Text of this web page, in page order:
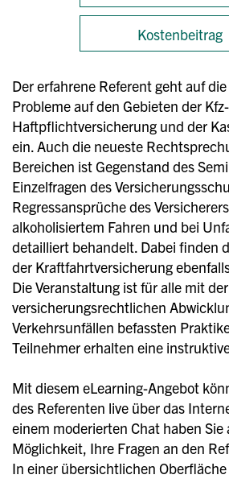
Kostenbeitrag
Der erfahrene Referent geht auf
Probleme auf den Gebieten der Kfz-
Haftpflichtversicherung und der
ein. Auch die neueste
Bereichen ist Gegenstand des
Einzelfragen des
Regressansprüche des
alkoholisiertem Fahren und bei
detailliert behandelt. Dabei finden
der Kraftfahrtversicherung
Die Veranstaltung ist für alle mit der
versicherungsrechtlichen
Verkehrsunfällen befassten
Teilnehmer erhalten eine
Mit diesem eLearning-Angebot
des Referenten live über das
einem moderierten Chat haben Sie
Möglichkeit, Ihre Fragen an den
In einer übersichtlichen